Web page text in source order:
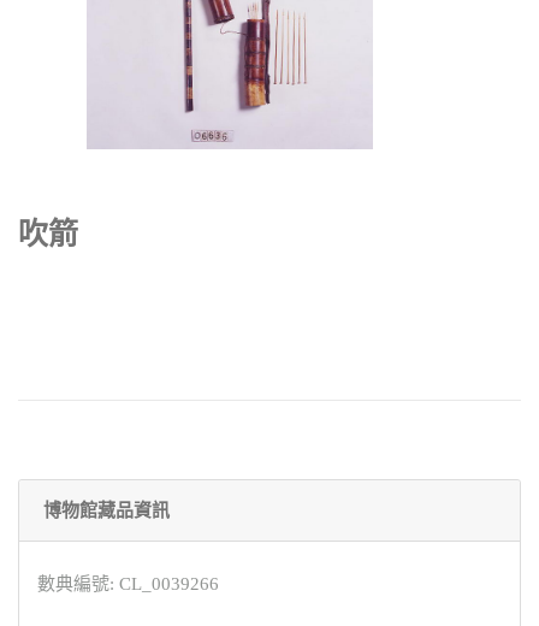
吹箭
博物館藏品資訊
數典編號: CL_0039266